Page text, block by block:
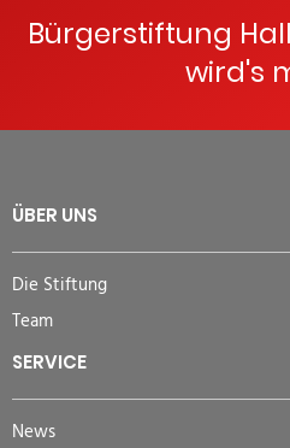
Bürgerstiftung
wird's
ÜBER UNS
Die Stiftung
Team
SERVICE
News